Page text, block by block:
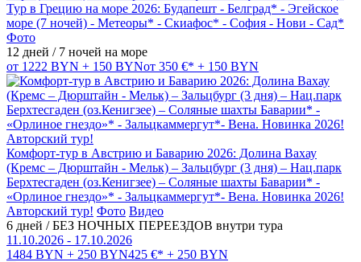
Тур в Грецию на море 2026: Будапешт - Белград* - Эгейское
море (7 ночей) - Метеоры* - Скиафос* - София - Нови - Сад*
Фото
12 дней / 7 ночей на море
от 1222 BYN + 150 BYNот 350 €* + 150 BYN
Комфорт-тур в Австрию и Баварию 2026: Долина Вахау
(Кремс – Дюрштайн - Мельк) – Зальцбург (3 дня) – Нац.парк
Берхтесгаден (оз.Кенигзее) – Соляные шахты Баварии* -
«Орлиное гнездо»* - Зальцкаммергут*- Вена. Новинка 2026!
Авторский тур! Фото Видео
6 дней / БЕЗ НОЧНЫХ ПЕРЕЕЗДОВ внутри тура
11.10.2026 - 17.10.2026
1484 BYN + 250 BYN425 €* + 250 BYN